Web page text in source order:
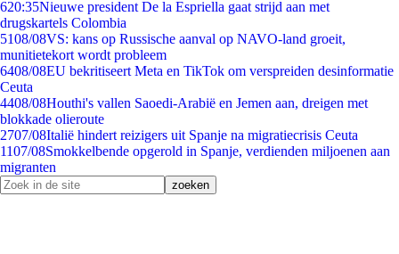
620:35Nieuwe president De la Espriella gaat strijd aan met
drugskartels Colombia
5108/08VS: kans op Russische aanval op NAVO-land groeit,
munitietekort wordt probleem
6408/08EU bekritiseert Meta en TikTok om verspreiden desinformatie
Ceuta
4408/08Houthi's vallen Saoedi-Arabië en Jemen aan, dreigen met
blokkade olieroute
2707/08Italië hindert reizigers uit Spanje na migratiecrisis Ceuta
1107/08Smokkelbende opgerold in Spanje, verdienden miljoenen aan
migranten